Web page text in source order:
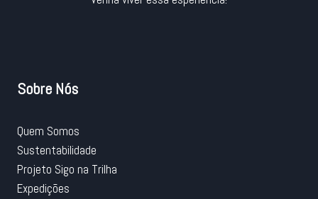
Sobre Nós
Quem Somos
Sustentabilidade
Projeto Sigo na Trilha
Expedições